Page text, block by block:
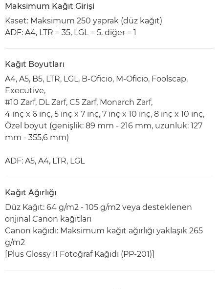
Maksimum Kağıt Girişi
Kaset: Maksimum 250 yaprak (düz kağıt)
ADF: A4, LTR = 35, LGL = 5, diğer = 1
Kağıt Boyutları
A4, A5, B5, LTR, LGL, B-Oficio, M-Oficio, Foolscap,
Executive,
#10 Zarf, DL Zarf, C5 Zarf, Monarch Zarf,
4 inç x 6 inç, 5 inç x 7 inç, 7 inç x 10 inç, 8 inç x 10 inç,
Özel boyut (genişlik: 89 mm - 216 mm, uzunluk: 127
mm - 355,6 mm)
ADF: A5, A4, LTR, LGL
Kağıt Ağırlığı
Düz Kağıt: 64 g/m2 - 105 g/m2 veya desteklenen
orijinal Canon kağıtları
Canon kağıdı: Maksimum kağıt ağırlığı yaklaşık 265
g/m2
[Plus Glossy II Fotoğraf Kağıdı (PP-201)]